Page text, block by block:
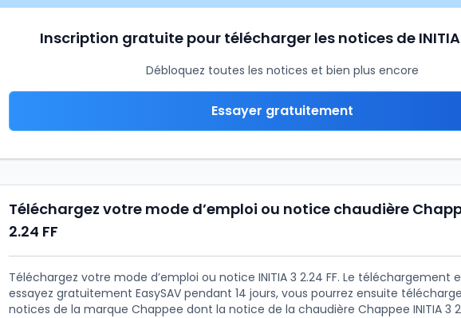
Inscription gratuite pour télécharger les notices de INITIA
Débloquez toutes les notices et bien plus encore
Essayer gratuitement
Téléchargez votre mode d’emploi ou notice chaudière
2.24 FF
Téléchargez votre mode d’emploi ou notice INITIA 3 2.24 FF. Le téléchargement
essayez gratuitement EasySAV pendant 14 jours, vous pourrez ensuite
notices de la marque Chappee dont la notice de la chaudière Chappee INITIA 3